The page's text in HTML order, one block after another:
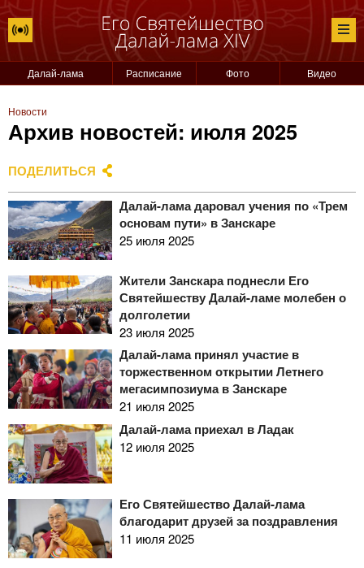
Далай-лама Расписание Фото Видео
Новости
Архив новостей: июля 2025
ПОДЕЛИТЬСЯ
Далай-лама даровал учения по «Трем
основам пути» в Занскаре
25 июля 2025
Жители Занскара поднесли Его
Святейшеству Далай-ламе молебен о
долголетии
23 июля 2025
Далай-лама принял участие в
торжественном открытии Летнего
мегасимпозиума в Занскаре
21 июля 2025
Далай-лама приехал в Ладак
12 июля 2025
Его Святейшество Далай-лама
благодарит друзей за поздравления
11 июля 2025